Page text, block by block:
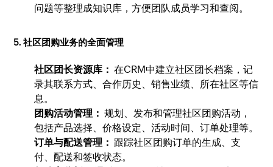
问题等整理成知识库，方便团队成员学习和查阅。
5. 社区团购业务的全面管理
社区团长资源库： 在CRM中建立社区团长档案，记
录其联系方式、合作历史、销售业绩、所在社区等信
息。
团购活动管理： 规划、发布和管理社区团购活动，
包括产品选择、价格设定、活动时间、订单处理等。
订单与配送管理： 跟踪社区团购订单的生成、支
付、配送和签收状态。